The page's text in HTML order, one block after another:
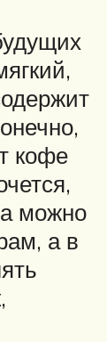
кофе
можно
а в